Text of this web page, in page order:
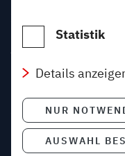
AGB
Datenschutz
Gewinnspiele
Werbeanzeigen
Rechtsrahmen
kann dabei nicht
auf diese Daten
ausgeschlossen
Informationen
Statistik
Details
NUR
AUSWAHL